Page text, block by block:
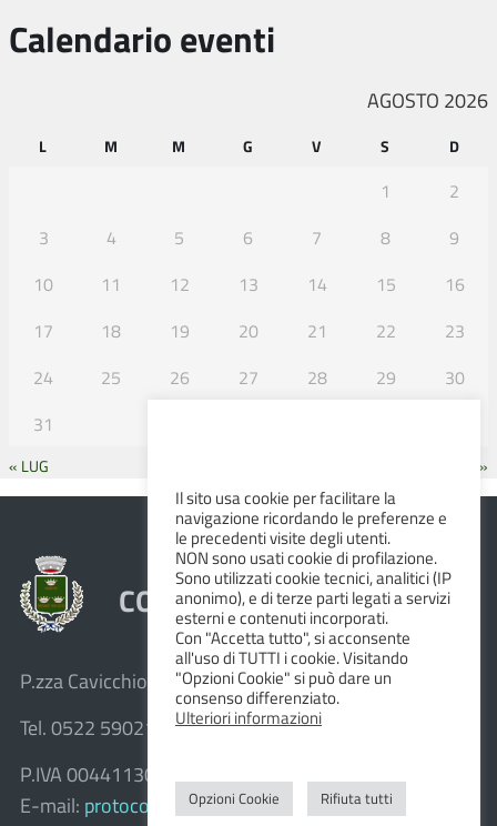
Calendario eventi
AGOSTO 2026
L M M G V S D
1
2
3
4 5 6 7 8
9
10
11 12 13 14 15
16
17
18 19 20 21 22
23
24
25 26 27 28 29
30
31
« LUG SET »
COMUNE DI ALBINEA
P.zza Cavicchioni, 8 – 42020 Albinea (R.E.)
Tel. 0522 590211 – Fax 0522 590236
P.IVA 00441130358
E-mail: protocollo@comune.albinea.re.it
Il sito usa cookie per facilitare la
navigazione ricordando le preferenze e
le precedenti visite degli utenti.
NON sono usati cookie di profilazione.
Sono utilizzati cookie tecnici, analitici (IP
anonimo), e di terze parti legati a servizi
esterni e contenuti incorporati.
Con "Accetta tutto", si acconsente
all'uso di TUTTI i cookie. Visitando
"Opzioni Cookie" si può dare un
consenso differenziato.
Ulteriori informazioni
Opzioni Cookie Rifiuta tutti